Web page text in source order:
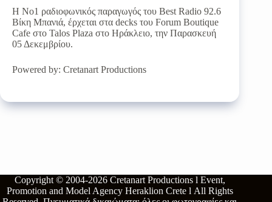
Η Νο1 ραδιοφωνικός παραγωγός του Best Radio 92.6
Βίκη Μπανιά, έρχεται στα decks του Forum Boutique
Cafe στο Talos Plaza στο Ηράκλειο, την Παρασκευή
05 Δεκεμβρίου.
Powered by: Cretanart Productions
Copyright © 2004-2026 Cretanart Productions l Event,
Promotion and Model Agency Heraklion Crete l All Rights